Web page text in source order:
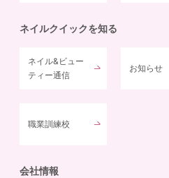
ネイルクイックを知る
ネイル&ビュー
ティー通信
お知らせ
職業訓練校
会社情報